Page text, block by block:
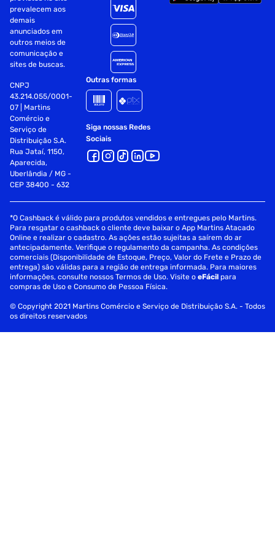
prevalecem aos
demais
anunciados em
outros meios de
comunicação e
sites de buscas.
CNPJ
43.214.055/0001-
07 | Martins
Comércio e
Serviço de
Distribuição S.A.
Rua Jataí, 1150,
Aparecida,
Uberlândia / MG -
CEP 38400 - 632
Outras formas
Siga nossas Redes
Sociais
*O Cashback é válido para produtos vendidos e entregues pelo Martins.
Para resgatar o cashback o cliente deve baixar o App Martins Atacado
Online e realizar o cadastro. As ações estão sujeitas a saírem do ar
antecipadamente. Verifique o regulamento da campanha. As condições
comerciais (Disponibilidade de Estoque, Preço, Valor do Frete e Prazo de
entrega) são válidas para a região de entrega informada. Para maiores
informações, consulte nossos Termos de Uso. Visite oeFácil para
compras de Uso e Consumo de Pessoa Física.
© Copyright 2021 Martins Comércio e Serviço de Distribuição S.A. - Todos
os direitos reservados